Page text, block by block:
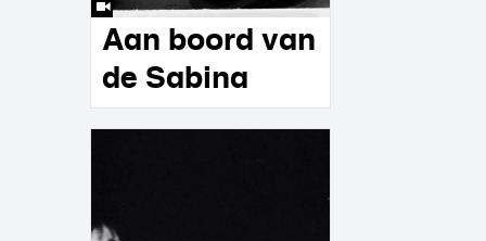
Aan boord van
de Sabina